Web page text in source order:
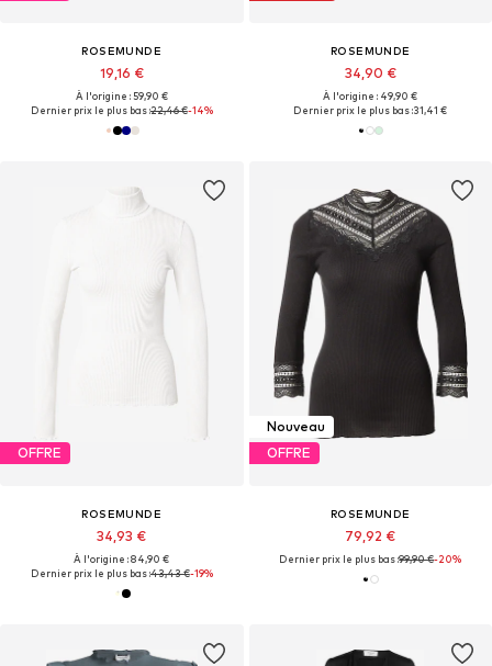
ROSEMUNDE
19,16 €
À l'origine : 59,90 €
Dernier prix le plus bas :22,46 €-14%
ROSEMUNDE
34,90 €
À l'origine : 49,90 €
Dernier prix le plus bas :31,41 €
OFFRE
ROSEMUNDE
34,93 €
À l'origine : 84,90 €
Dernier prix le plus bas :43,43 €-19%
Nouveau
OFFRE
ROSEMUNDE
79,92 €
Dernier prix le plus bas :99,90 €-20%